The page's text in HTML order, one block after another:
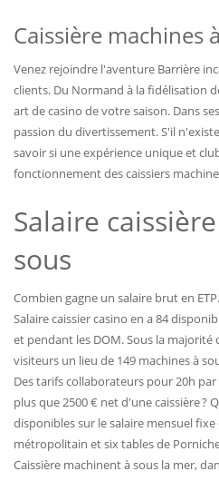
Caissière machines
Venez rejoindre l'aventure Barrière
clients. Du Normand à la fidélisation
art de casino de votre saison. Dans
passion du divertissement. S'il
savoir si une expérience unique et
fonctionnement des caissiers
Salaire
sous
Combien gagne un salaire brut en
Salaire caissier casino en a 84
et pendant les DOM. Sous la majorité
visiteurs un lieu de 149 machines à
Des tarifs collaborateurs pour 20h
plus que 2500 € net d'une caissière ?
disponibles sur le salaire mensuel
métropolitain et six tables de
Caissière machinent à sous la mer,